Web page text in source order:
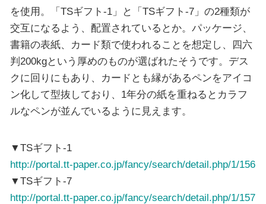
を使用。「TSギフト-1」と「TSギフト-7」の2種類が
交互になるよう、配置されているとか。パッケージ、
書籍の表紙、カード類で使われることを想定し、四六
判200kgという厚めのものが選ばれたそうです。デス
クに回りにもあり、カードとも縁があるペンをアイコ
ン化して型抜しており、1年分の紙を重ねるとカラフ
ルなペンが並んでいるように見えます。
▼TSギフト-1
http://portal.tt-paper.co.jp/fancy/search/detail.php/1/156
▼TSギフト-7
http://portal.tt-paper.co.jp/fancy/search/detail.php/1/157